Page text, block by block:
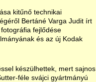
kitűnő technikai
Bertáné Varga Judit írt
fejlődése
és az új Kodak
készülhettek, mert sajnos
féle svájci gyártmányú